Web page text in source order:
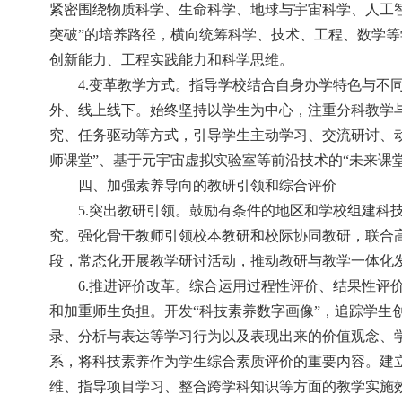
紧密围绕物质科学、生命科学、地球与宇宙科学、人
突破”的培养路径，横向统筹科学、技术、工程、数学
创新能力、工程实践能力和科学思维。
4.变革教学方式。指导学校结合自身办学特色与不
外、线上线下。始终坚持以学生为中心，注重分科教
究、任务驱动等方式，引导学生主动学习、交流研讨
师课堂”、基于元宇宙虚拟实验室等前沿技术的“未来
四、加强素养导向的教研引领和综合评价
5.突出教研引领。鼓励有条件的地区和学校组建科
究。强化骨干教师引领校本教研和校际协同教研，联
段，常态化开展教学研讨活动，推动教研与教学一体
6.推进评价改革。综合运用过程性评价、结果性评
和加重师生负担。开发“科技素养数字画像”，追踪学
录、分析与表达等学习行为以及表现出来的价值观念
系，将科技素养作为学生综合素质评价的重要内容。
维、指导项目学习、整合跨学科知识等方面的教学实